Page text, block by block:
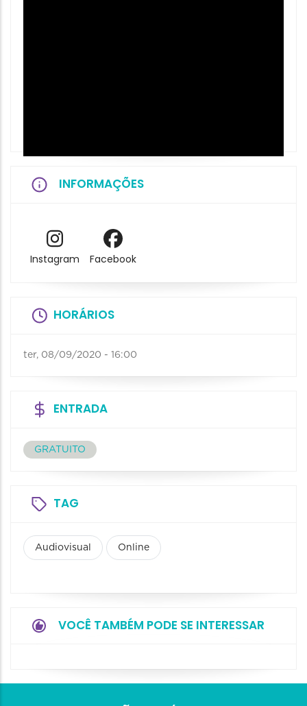
INFORMAÇÕES
Instagram Facebook
HORÁRIOS
ter, 08/09/2020 - 16:00
ENTRADA
GRATUITO
TAG
Audiovisual Online
VOCÊ TAMBÉM PODE SE INTERESSAR